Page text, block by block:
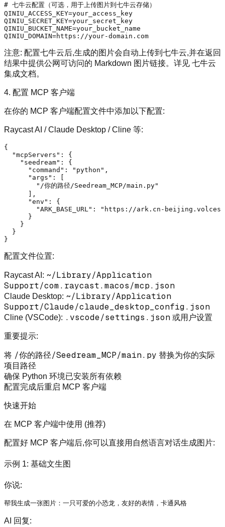
# 七牛云配置（可选，用于上传图片到七牛云存储）
QINIU_ACCESS_KEY=your_access_key
QINIU_SECRET_KEY=your_secret_key
QINIU_BUCKET_NAME=your_bucket_name
注意: 配置七牛云后,生成的图片会自动上传到七牛云,并在返回
结果中提供公网可访问的 Markdown 图片链接。详见 七牛云
集成文档。
4. 配置 MCP 客户端
在你的 MCP 客户端配置文件中添加以下配置:
Raycast AI / Claude Desktop / Cline 等:
{
"mcpServers" :
{
"seedream" :
{
"command" : "python" ,
"args" :
"/你的路径/Seedream_MCP/main.py"
,
"env" :
{
"ARK_BASE_URL" :
"https://ark.cn-
}
}
}
}
配置文件位置:
Raycast AI : ~/Library/Application
Support/com.raycast.macos/mcp.json
Claude Desktop: ~/Library/Application
Support/Claude/claude_desktop_config.json
Cline (VSCode): .vscode/settings.json 或用户设置
重要提示:
将 /你的路径/Seedream_MCP/main.py 替换为你的实际
项目路径
确保 Python 环境已安装所有依赖
配置完成后重启 MCP 客户端
快速开始
在 MCP 客户端中使用 (推荐)
配置好 MCP 客户端后,你可以直接用自然语言对话生成图片:
示例 1: 基础文生图
你说:
AI 回复: